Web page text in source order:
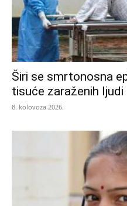
Širi se smrtonosna
tisuće zaraženih ljudi
8. kolovoza 2026.